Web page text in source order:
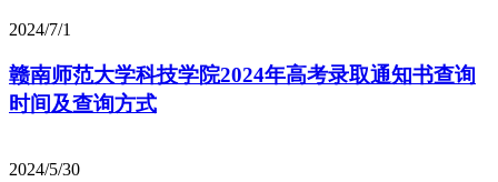
2024/7/1
赣南师范大学科技学院2024年高考录取通知书查询
时间及查询方式
2024/5/30